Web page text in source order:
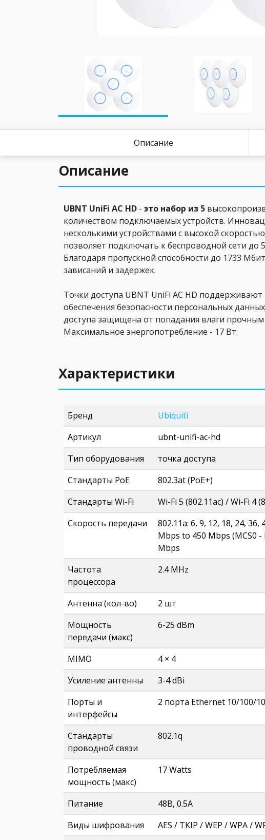
Описание
Описание
UBNT UniFi AC HD - это набор из 5
количеством подключаемых устройств.
несколькими устройствами с высокой
позволяет подключать к беспроводной сети до
Благодаря пропускной способности до 1733
зависаний и задержек.
Точки доступа UBNT UniFi AC HD поддерживают
обеспечения безопасности персональных
доступа защищена от попадания влаги
Максимальное энергопотребление - 17 Вт.
Характеристики
Бренд
Ubiquiti
Артикул
ubnt-unifi-ac-hd
Тип оборудования
точка доступа
Стандарты PoE
802.3at (PoE+)
Стандарты Wi-Fi
Wi-Fi 5 (802.11ac) / Wi-Fi 4
Скорость передачи
802.11a: 6, 9, 12, 18, 24, 36,
Mbps to 450 Mbps (MCS0 -
Mbps
Частота
процессора
2.4 MHz
Антенна (кол-во)
2 шт
Мощность
передачи (макс)
6-25 dBm
MIMO
4 × 4
Усиление антенны
3-4 dBi
Порты и
интерфейсы
2 порта Ethernet 10/100/
Стандарты
проводной связи
802.1q
Потребляемая
мощность (макс)
17 Watts
Питание
48В, 0.5А
Виды шифрования
AES / TKIP / WEP / WPA /